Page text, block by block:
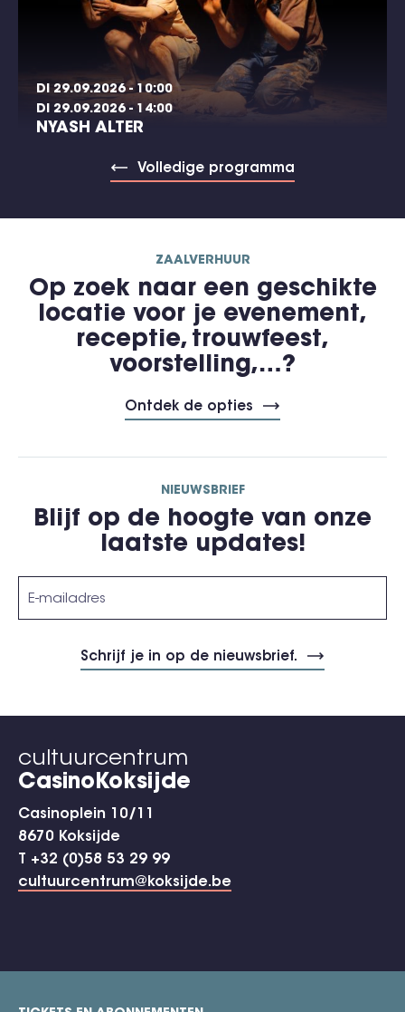
DI 29.09.2026 - 10:00
DI 29.09.2026 - 14:00
NYASH ALTER
Volledige programma
ZAALVERHUUR
Op zoek naar een geschikte
locatie voor je evenement,
receptie, trouwfeest,
voorstelling,…?
Ontdek de opties
NIEUWSBRIEF
Blijf op de hoogte van onze
laatste updates!
cultuurcentrum
CasinoKoksijde
Casinoplein 10/11
8670 Koksijde
T +32 (0)58 53 29 99
cultuurcentrum@koksijde.be